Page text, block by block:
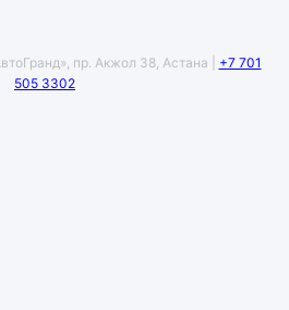
пр. Акжол 38, Астана | +7 701
505 3302